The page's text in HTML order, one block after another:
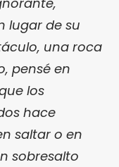
lugar de su
una roca
pensé en
los
hace
saltar o en
sobresalto